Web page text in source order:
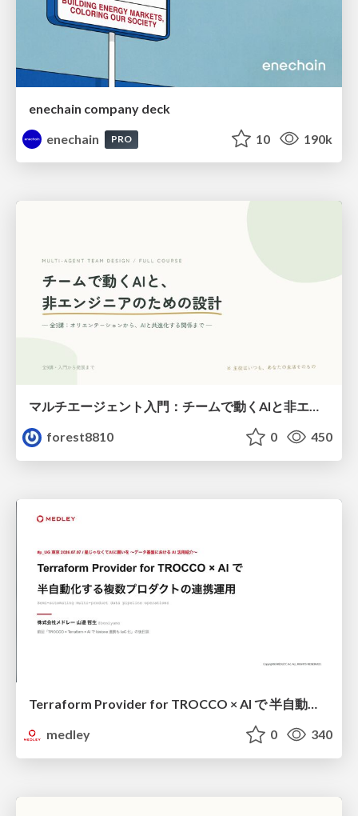
enechain company deck
enechain
PRO 10 190k
マルチエージェント入門：チームで動くAIと非エンジニアのための設計（Claude Code）
forest8810
0 450
Terraform Provider for TROCCO × AI で 半自動化する複数プロダクトの連携運用 / Semi-Automating Multi-Product Data Integration Ops with the Terraform Provider for TROCCO × AI
medley
0 340